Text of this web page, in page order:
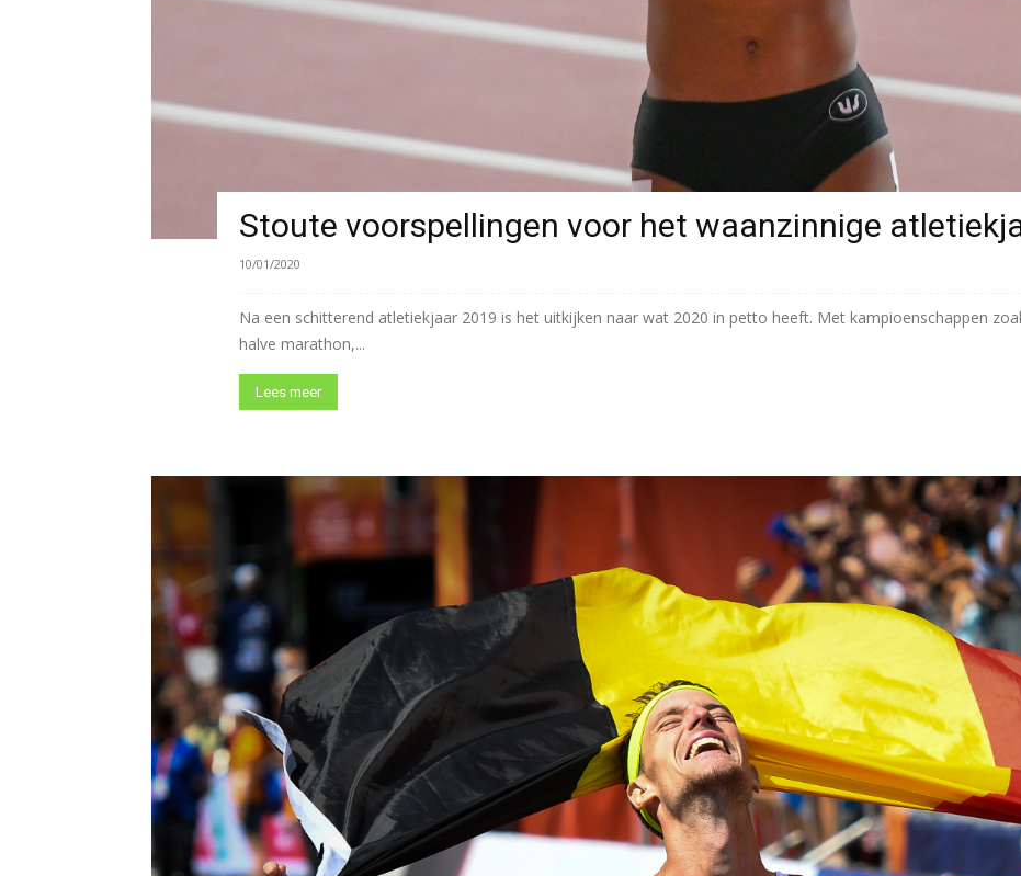
Stoute voorspellingen voor het waanzinnige
10/01/2020
Na een schitterend atletiekjaar 2019 is het uitkijken naar wat 2020 in petto heeft. Met kampioenschappen
halve marathon,...
Lees meer